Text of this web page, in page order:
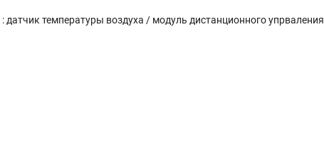
температуры воздуха / модуль дистанционного упрваления